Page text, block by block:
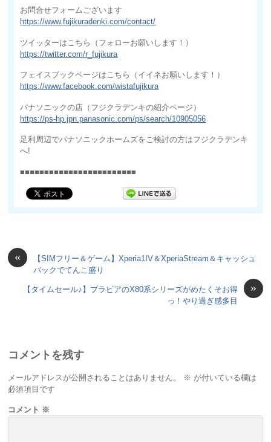
お問合せフォームございます
https://www.fujikuradenki.com/contact/
ツイッターはこちら（フォローお願いします！）
https://twitter.com/r_fujikura
フェイスブックページはこちら（イイネお願いします！）
https://www.facebook.com/wistafujikura
パナソニックの店（フジクラデンキの紹介ページ）
https://ps-hp.jpn.panasonic.com/ps/search/10905056
足利周辺でパナソニックホームズをご検討の方はフジクラデンキ
へ!
■■■■■■■■■■■■■■■■■■■■■■■■
«
【SIMフリー＆ゲーム】Xperia1IV＆XperiaStream＆キャッシュ
バックでてんこ盛り
»
【タイムセール♪】ブラビアのX80系シリーズがめたくそお得
っ！やり過ぎ感多目
コメントを残す
メールアドレスが公開されることはありません。 ※ が付いている欄は
必須項目です
コメント ※